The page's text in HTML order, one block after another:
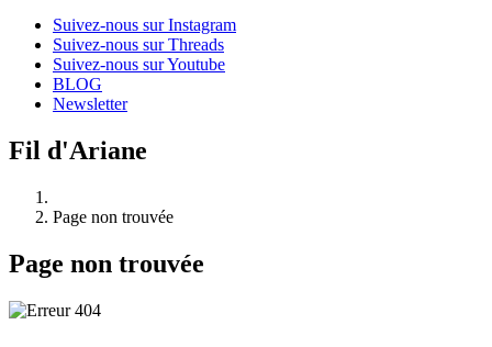
Suivez-nous sur Instagram
Suivez-nous sur Threads
Suivez-nous sur Youtube
BLOG
Newsletter
Fil d'Ariane
Page non trouvée
Page non trouvée